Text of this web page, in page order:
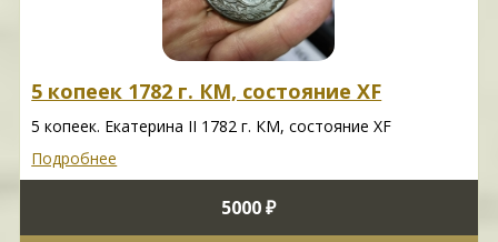
5 копеек 1782 г. КМ, состояние XF
5 копеек. Екатерина II 1782 г. КМ, состояние XF
Подробнее
5000 ₽